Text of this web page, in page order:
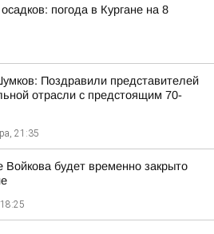
погода в Кургане на 8
Поздравили представителей
отрасли с предстоящим 70-
21:35
Войкова будет временно закрыто